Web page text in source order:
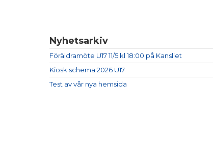
Nyhetsarkiv
Föräldramöte U17 11/5 kl 18:00 på Kansliet
Kiosk schema 2026 U17
Test av vår nya hemsida